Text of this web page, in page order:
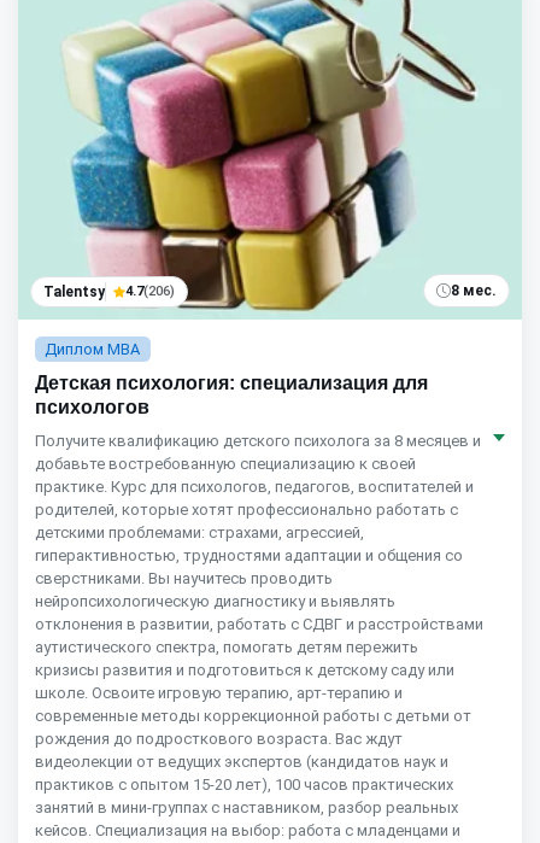
Talentsy 4.7(206) 8 мес.
Диплом MBA
Детская психология: специализация для
психологов
Получите квалификацию детского психолога за 8 месяцев и
добавьте востребованную специализацию к своей
практике. Курс для психологов, педагогов, воспитателей и
родителей, которые хотят профессионально работать с
детскими проблемами: страхами, агрессией,
гиперактивностью, трудностями адаптации и общения со
сверстниками. Вы научитесь проводить
нейропсихологическую диагностику и выявлять
отклонения в развитии, работать с СДВГ и расстройствами
аутистического спектра, помогать детям пережить
кризисы развития и подготовиться к детскому саду или
школе. Освоите игровую терапию, арт-терапию и
современные методы коррекционной работы с детьми от
рождения до подросткового возраста. Вас ждут
видеолекции от ведущих экспертов (кандидатов наук и
практиков с опытом 15-20 лет), 100 часов практических
занятий в мини-группах с наставником, разбор реальных
кейсов. Специализация на выбор: работа с младенцами и